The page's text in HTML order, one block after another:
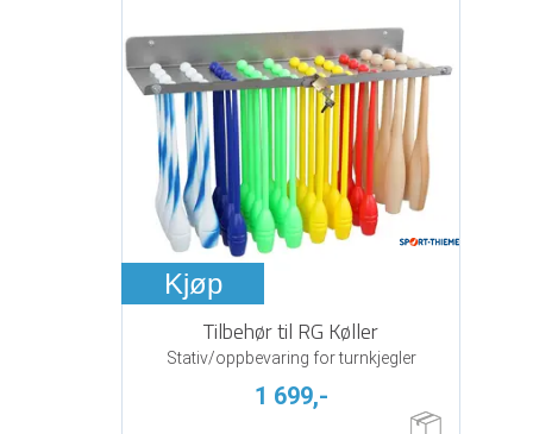
Kjøp
Tilbehør til RG Køller
Stativ/oppbevaring for turnkjegler
1 699,-